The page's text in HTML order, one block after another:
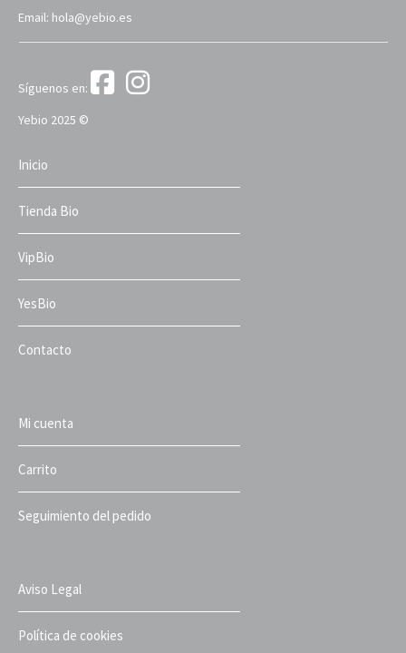
Email: hola@yebio.es
Síguenos en:
Yebio 2025 ©
Inicio
Tienda Bio
VipBio
YesBio
Contacto
Mi cuenta
Carrito
Seguimiento del pedido
Aviso Legal
Política de cookies